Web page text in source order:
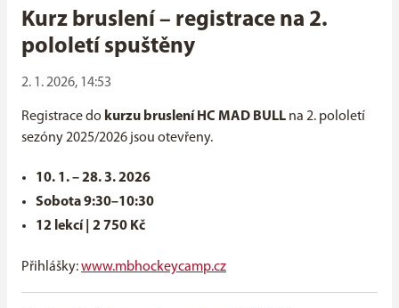
Kurz bruslení – registrace na 2.
pololetí spuštěny
2. 1. 2026, 14:53
Registrace do kurzu bruslení HC MAD BULL na 2. pololetí
sezóny 2025/2026 jsou otevřeny.
10. 1. – 28. 3. 2026
Sobota 9:30–10:30
12 lekcí | 2 750 Kč
Přihlášky:www.mbhockeycamp.cz